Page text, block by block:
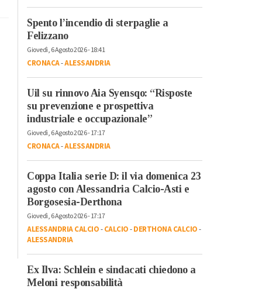
Spento l’incendio di sterpaglie a
Felizzano
Giovedì, 6 Agosto 2026 - 18:41
CRONACA-ALESSANDRIA
Uil su rinnovo Aia Syensqo: “Risposte
su prevenzione e prospettiva
industriale e occupazionale”
Giovedì, 6 Agosto 2026 - 17:17
CRONACA-ALESSANDRIA
Coppa Italia serie D: il via domenica 23
agosto con Alessandria Calcio-Asti e
Borgosesia-Derthona
Giovedì, 6 Agosto 2026 - 17:17
ALESSANDRIA CALCIO-CALCIO-DERTHONA CALCIO-
ALESSANDRIA
Ex Ilva: Schlein e sindacati chiedono a
Meloni responsabilità